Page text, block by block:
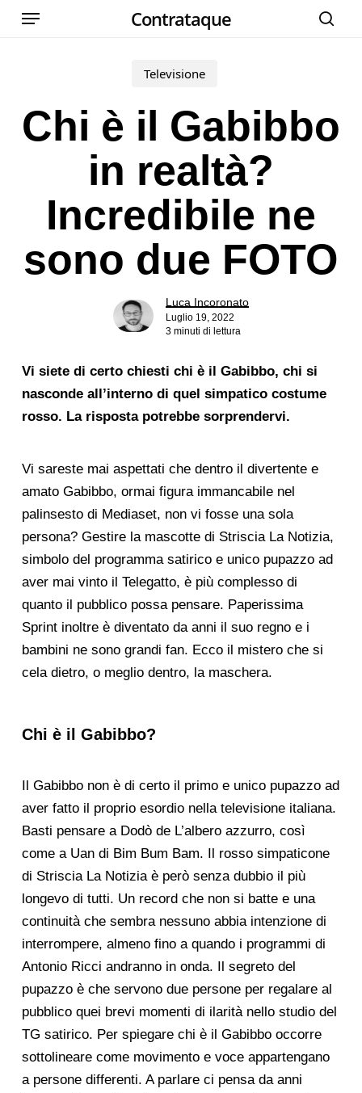
Skip
Contrataque
Menu
Televisione
Chi è il Gabibbo
in realtà?
Incredibile ne
sono due FOTO
Luca Incoronato
Luglio 19, 2022
3 minuti di lettura
Vi siete di certo chiesti chi è il Gabibbo, chi si
nasconde all’interno di quel simpatico costume
rosso. La risposta potrebbe sorprendervi.
Vi sareste mai aspettati che dentro il divertente e
amato Gabibbo, ormai figura immancabile nel
palinsesto di Mediaset, non vi fosse una sola
persona? Gestire la mascotte di Striscia La Notizia,
simbolo del programma satirico e unico pupazzo ad
aver mai vinto il Telegatto, è più complesso di
quanto il pubblico possa pensare. Paperissima
Sprint inoltre è diventato da anni il suo regno e i
bambini ne sono grandi fan. Ecco il mistero che si
cela dietro, o meglio dentro, la maschera.
Chi è il Gabibbo?
Il Gabibbo non è di certo il primo e unico pupazzo ad
aver fatto il proprio esordio nella televisione italiana.
Basti pensare a Dodò de L’albero azzurro, così
come a Uan di Bim Bum Bam. Il rosso simpaticone
di Striscia La Notizia è però senza dubbio il più
longevo di tutti. Un record che non si batte e una
continuità che sembra nessuno abbia intenzione di
interrompere, almeno fino a quando i programmi di
Antonio Ricci andranno in onda. Il segreto del
pupazzo è che servono due persone per regalare al
pubblico quei brevi momenti di ilarità nello studio del
TG satirico. Per spiegare chi è il Gabibbo occorre
sottolineare come movimento e voce appartengano
a persone differenti. A parlare ci pensa da anni